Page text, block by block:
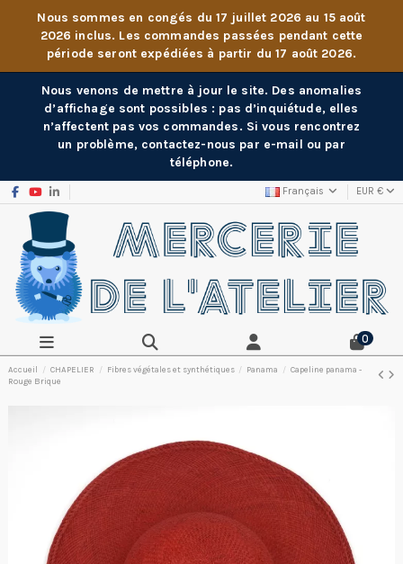
Nous sommes en congés du 17 juillet 2026 au 15 août
2026 inclus. Les commandes passées pendant cette
période seront expédiées à partir du 17 août 2026.
Nous venons de mettre à jour le site. Des anomalies
d’affichage sont possibles : pas d’inquiétude, elles
n’affectent pas vos commandes. Si vous rencontrez
un problème, contactez-nous par e-mail ou par
téléphone.
Français EUR €
0
Accueil CHAPELIER Fibres végétales et synthétiques Panama
Capeline panama -
Rouge Brique